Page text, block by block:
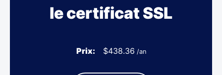
le certificat SSL
Prix: $438.36 /an